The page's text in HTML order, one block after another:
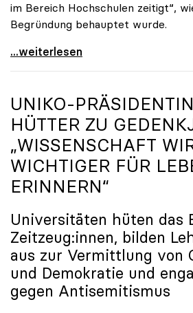
im Bereich Hochschulen zeitigt“,
Begründung behauptet wurde.
ORF-Publikumsrat: Regierung
...weiterlesen
UNIKO-
HÜTTER ZU
„WISSENSCHAFT
WICHTIGER FÜR
ERINNERN“
Universitäten hüten das
Zeitzeug:innen, bilden
aus zur Vermittlung von
und Demokratie und
gegen Antisemitismus